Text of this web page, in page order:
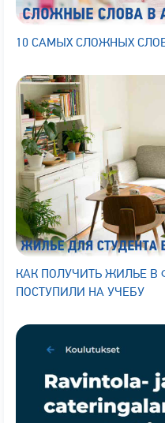
10 САМЫХ СЛОЖНЫХ
КАК ПОЛУЧИТЬ ЖИЛЬЕ
ПОСТУПИЛИ НА УЧЕБУ